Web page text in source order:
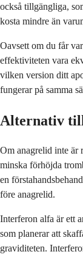
också tillgängliga,
kosta mindre än
Oavsett om du får
effektiviteten vara
vilken version ditt
fungerar på samma
Alternativ
Om anagrelid inte är
minska förhöjda
en
före anagrelid.
Interferon alfa är ett
som planerar att
graviditeten.